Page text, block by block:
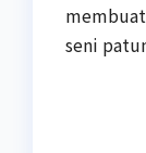
seni